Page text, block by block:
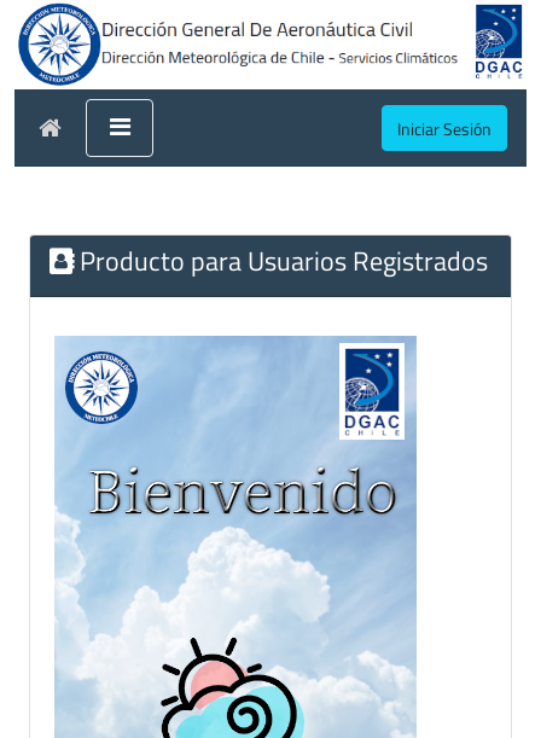
Iniciar Sesión
Producto para Usuarios Registrados